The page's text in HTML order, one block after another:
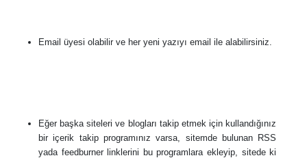
Email üyesi olabilir ve her yeni yazıyı email ile alabilirsiniz.
Eğer başka siteleri ve blogları takip etmek için kullandığınız
bir içerik takip programınız varsa, sitemde bulunan RSS
yada feedburner linklerini bu programlara ekleyip, sitede ki